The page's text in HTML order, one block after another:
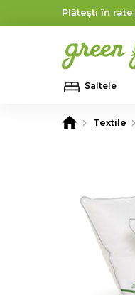
Plătești în rate
Saltele
Textile